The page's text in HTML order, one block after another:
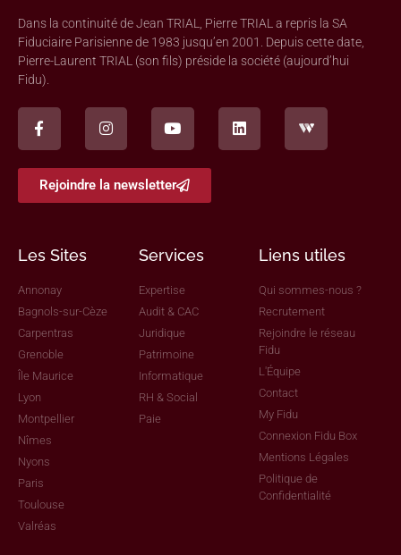
Dans la continuité de Jean TRIAL, Pierre TRIAL a repris la SA
Fiduciaire Parisienne de 1983 jusqu’en 2001. Depuis cette date,
Pierre-Laurent TRIAL (son fils) préside la société (aujourd’hui
Fidu).
Rejoindre la newsletter
Les Sites
Annonay
Bagnols-sur-Cèze
Carpentras
Grenoble
Île Maurice
Lyon
Montpellier
Nîmes
Nyons
Paris
Toulouse
Valréas
Services
Expertise
Audit & CAC
Juridique
Patrimoine
Informatique
RH & Social
Paie
Liens utiles
Qui sommes-nous ?
Recrutement
Rejoindre le réseau
Fidu
L'Équipe
Contact
My Fidu
Connexion Fidu Box
Mentions Légales
Politique de
Confidentialité